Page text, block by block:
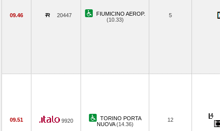
09.46 20447
FIUMICINO AEROP.
(10.33)
5
09.51 9920
TORINO PORTA
NUOVA(14.36)
12